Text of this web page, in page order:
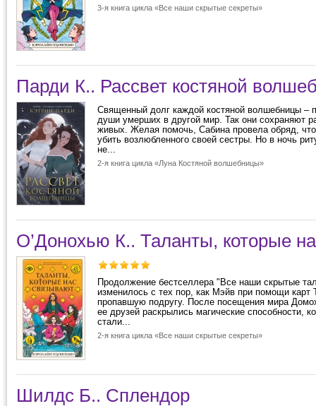
3-я книга цикла «Все наши скрытые секреты»
Парди К.. Рассвет костяной
Священный долг каждой костяной волшебницы –
души умерших в другой мир. Так они сохраняют
живых. Желая помочь, Сабина провела обряд,
убить возлюбленного своей сестры. Но в ночь
не...
2-я книга цикла «Луна Костяной волшебницы»
О’Донохью К.. Таланты, которые
Продолжение бестселлера "Все наши скрытые
изменилось с тех пор, как Мэйв при помощи карт
пропавшую подругу. После посещения мира
ее друзей раскрылись магические способности,
стали...
2-я книга цикла «Все наши скрытые секреты»
Шилдс Б.. Сплендор